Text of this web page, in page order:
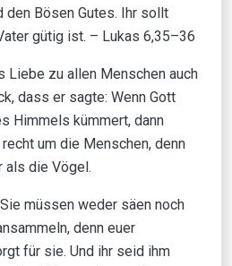
den Bösen Gutes. Ihr sollt
gütig ist. – Lukas 6,35–36
Liebe zu allen Menschen auch
dass er sagte: Wenn Gott
Himmels kümmert, dann
um die Menschen, denn
die Vögel.
müssen weder säen noch
denn euer
für sie. Und ihr seid ihm